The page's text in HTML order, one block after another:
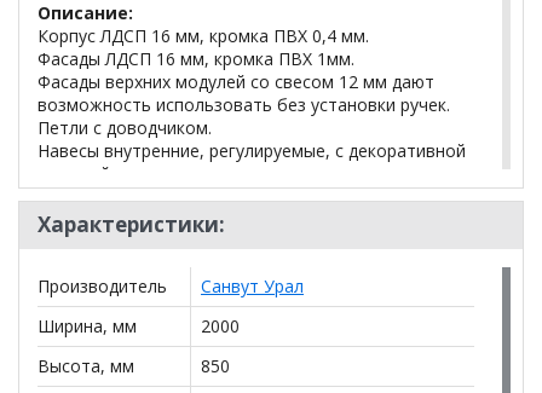
Описание:
Корпус ЛДСП 16 мм, кромка ПВХ 0,4 мм.
Фасады ЛДСП 16 мм, кромка ПВХ 1мм.
Фасады верхних модулей со свесом 12 мм дают
возможность использовать без установки ручек.
Петли с доводчиком.
Навесы внутренние, регулируемые, с декоративной
крышкой.
Направляющие шариковые полного, плавного
выдвижения с нагрузкой до 30 кг.
Столешницы цельные с пластиковым покрытием со
скруглением по переднему краю (постформинг
толщина 26 мм).
Регулируемые ножки-опоры.
Комплектация:
В740 Модуль верхний (ШхГхВ) 400х300х710мм - 2шт
Характеристики:
Производитель
Санвут Урал
Ширина, мм
2000
Высота, мм
850